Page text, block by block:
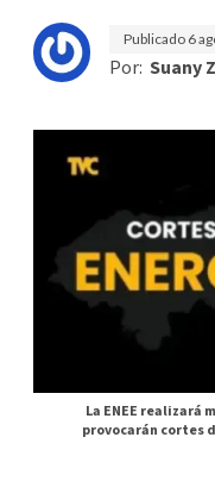
Publicado 6
Por: Suany
La ENEE
provocarán cortes